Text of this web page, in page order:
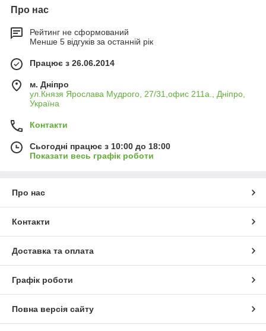
Про нас
Рейтинг не сформований
Менше 5 відгуків за останній рік
Працює з 26.06.2014
м. Дніпро
ул.Князя Ярослава Мудрого, 27/31,офис 211а., Дніпро,
Україна
Контакти
Сьогодні працює з 10:00 до 18:00
Показати весь графік роботи
Про нас
Контакти
Доставка та оплата
Графік роботи
Повна версія сайту